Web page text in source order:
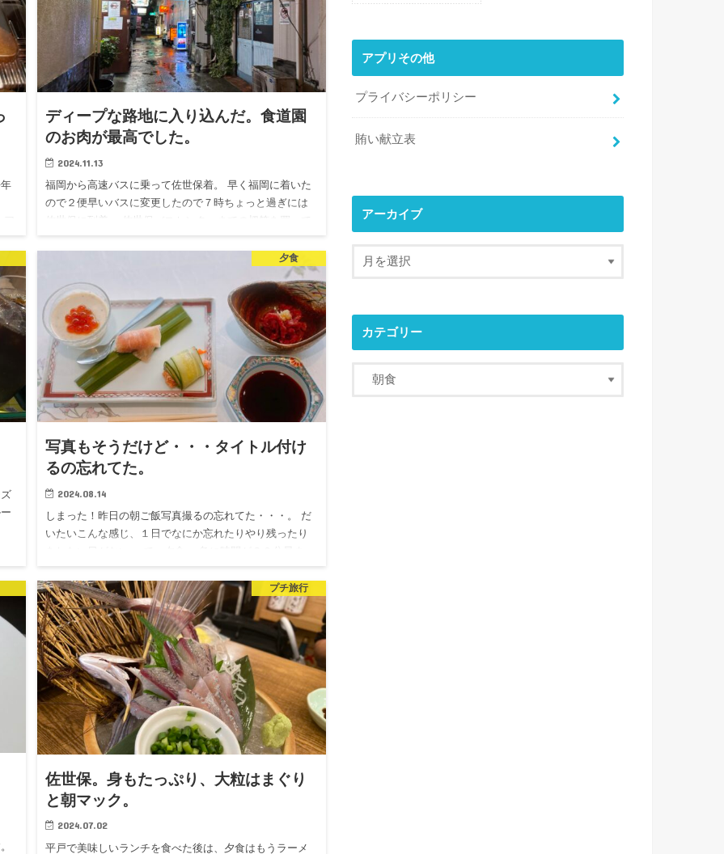
ディープな路地に入り込んだ。食道園
のお肉が最高でした。
2024.11.13
福岡から高速バスに乗って佐世保着。 早く福岡に着いた
ので２便早いバスに変更したので７時ちょっと過ぎには
夕食
写真もそうだけど・・・タイトル付け
るの忘れてた。
2024.08.14
しまった！昨日の朝ご飯写真撮るの忘れてた・・・。 だ
いたいこんな感じ、１日でなにか忘れたりやり残ったり
たというより…
プチ旅行
佐世保。身もたっぷり、大粒はまぐり
と朝マック。
2024.07.02
平戸で美味しいランチを食べた後は、夕食はもうラーメ
アプリその他
プライバシーポリシー
賄い献立表
アーカイブ
カテゴリー